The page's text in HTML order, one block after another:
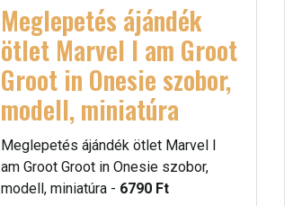
Meglepetés ájándék
ötlet Marvel I am Groot
Groot in Onesie szobor,
modell, miniatúra
Meglepetés ájándék ötlet Marvel I
am Groot Groot in Onesie szobor,
modell, miniatúra - 6790 Ft